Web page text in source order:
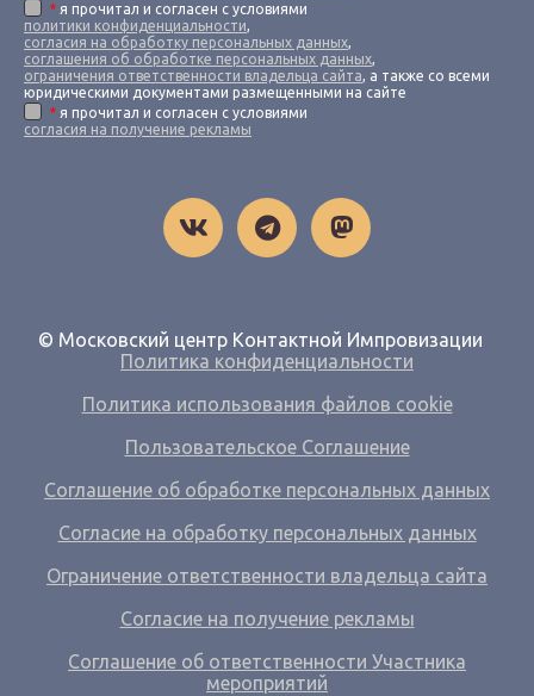
* я прочитал и согласен с условиями
политики конфиденциальности,
согласия на обработку персональных данных,
соглашения об обработке персональных данных,
ограничения ответственности владельца сайта, а также со всеми
юридическими документами размещенными на сайте
* я прочитал и согласен с условиями
согласия на получение рекламы
© Московский центр Контактной Импровизации
Политика конфиденциальности
Политика использования файлов cookie
Пользовательское Соглашение
Соглашение об обработке персональных данных
Согласие на обработку персональных данных
Ограничение ответственности владельца сайта
Согласие на получение рекламы
Соглашение об ответственности Участника
мероприятий